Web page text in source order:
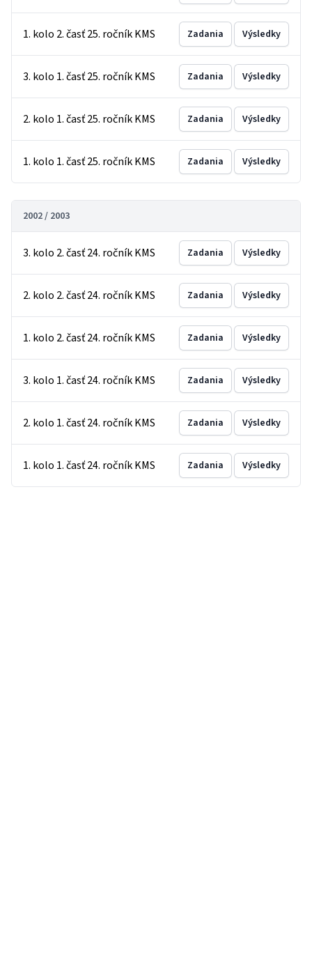
1. kolo 2. časť 25. ročník KMS Zadania Výsledky
3. kolo 1. časť 25. ročník KMS Zadania Výsledky
2. kolo 1. časť 25. ročník KMS Zadania Výsledky
1. kolo 1. časť 25. ročník KMS Zadania Výsledky
2002 / 2003
3. kolo 2. časť 24. ročník KMS Zadania Výsledky
2. kolo 2. časť 24. ročník KMS Zadania Výsledky
1. kolo 2. časť 24. ročník KMS Zadania Výsledky
3. kolo 1. časť 24. ročník KMS Zadania Výsledky
2. kolo 1. časť 24. ročník KMS Zadania Výsledky
1. kolo 1. časť 24. ročník KMS Zadania Výsledky